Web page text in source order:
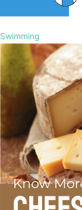
Swimming